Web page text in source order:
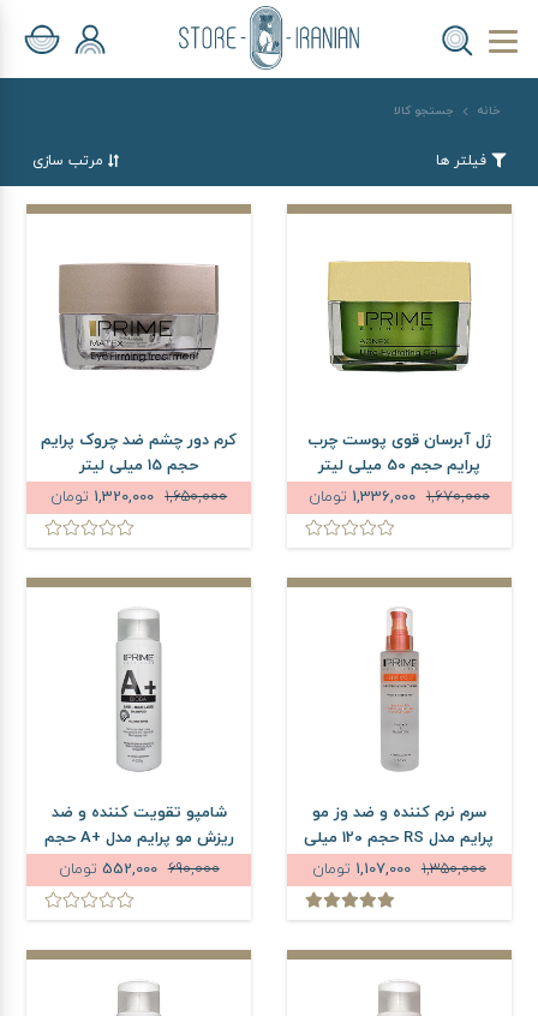
خانه جستجو کالا
فیلتر ها مرتب سازی
ژل آبرسان قوی پوست چرب
پرایم حجم 50 میلی لیتر
1,670,000
1,336,000 تومان
کرم دور چشم ضد چروک پرایم
حجم 15 میلی لیتر
1,650,000
تومان
سرم نرم کننده و ضد وز مو
پرایم مدل RS حجم 120 میلی
لیتر 1,350,000
1,107,000 تومان
شامپو تقویت کننده و ضد
ریزش مو پرایم مدل +A حجم
250 میلی لیتر
690,000
552,000 تومان